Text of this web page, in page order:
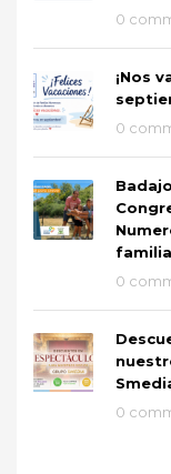
0
¡Nos
0
0
0